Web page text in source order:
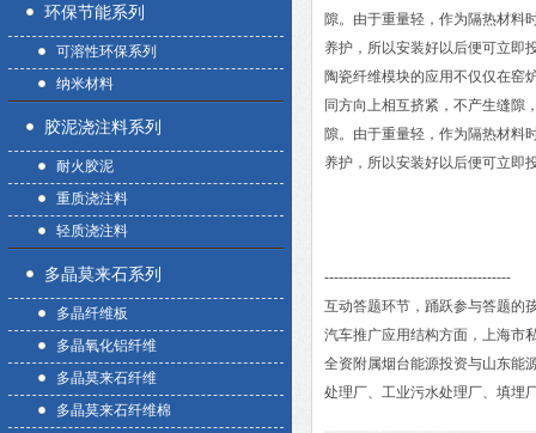
环保节能系列
可溶性环保系列
纳米材料
胶泥浇注料系列
耐火胶泥
重质浇注料
轻质浇注料
多晶莫来石系列
多晶纤维板
多晶氧化铝纤维
多晶莫来石纤维
多晶莫来石纤维棉
隙。由于重量轻，作为隔热材料
养护，所以安装好以后便可立即
陶瓷纤维模块的应用不仅仅在窑
同方向上相互挤紧，不产生缝隙
隙。由于重量轻，作为隔热材料
养护，所以安装好以后便可立即
---------------------------------------
互动答题环节，踊跃参与答题的
汽车推广应用结构方面，上海市
全资附属烟台能源投资与山东能
处理厂、工业污水处理厂、填埋